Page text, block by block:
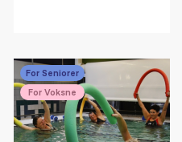
For Seniorer
For Voksne